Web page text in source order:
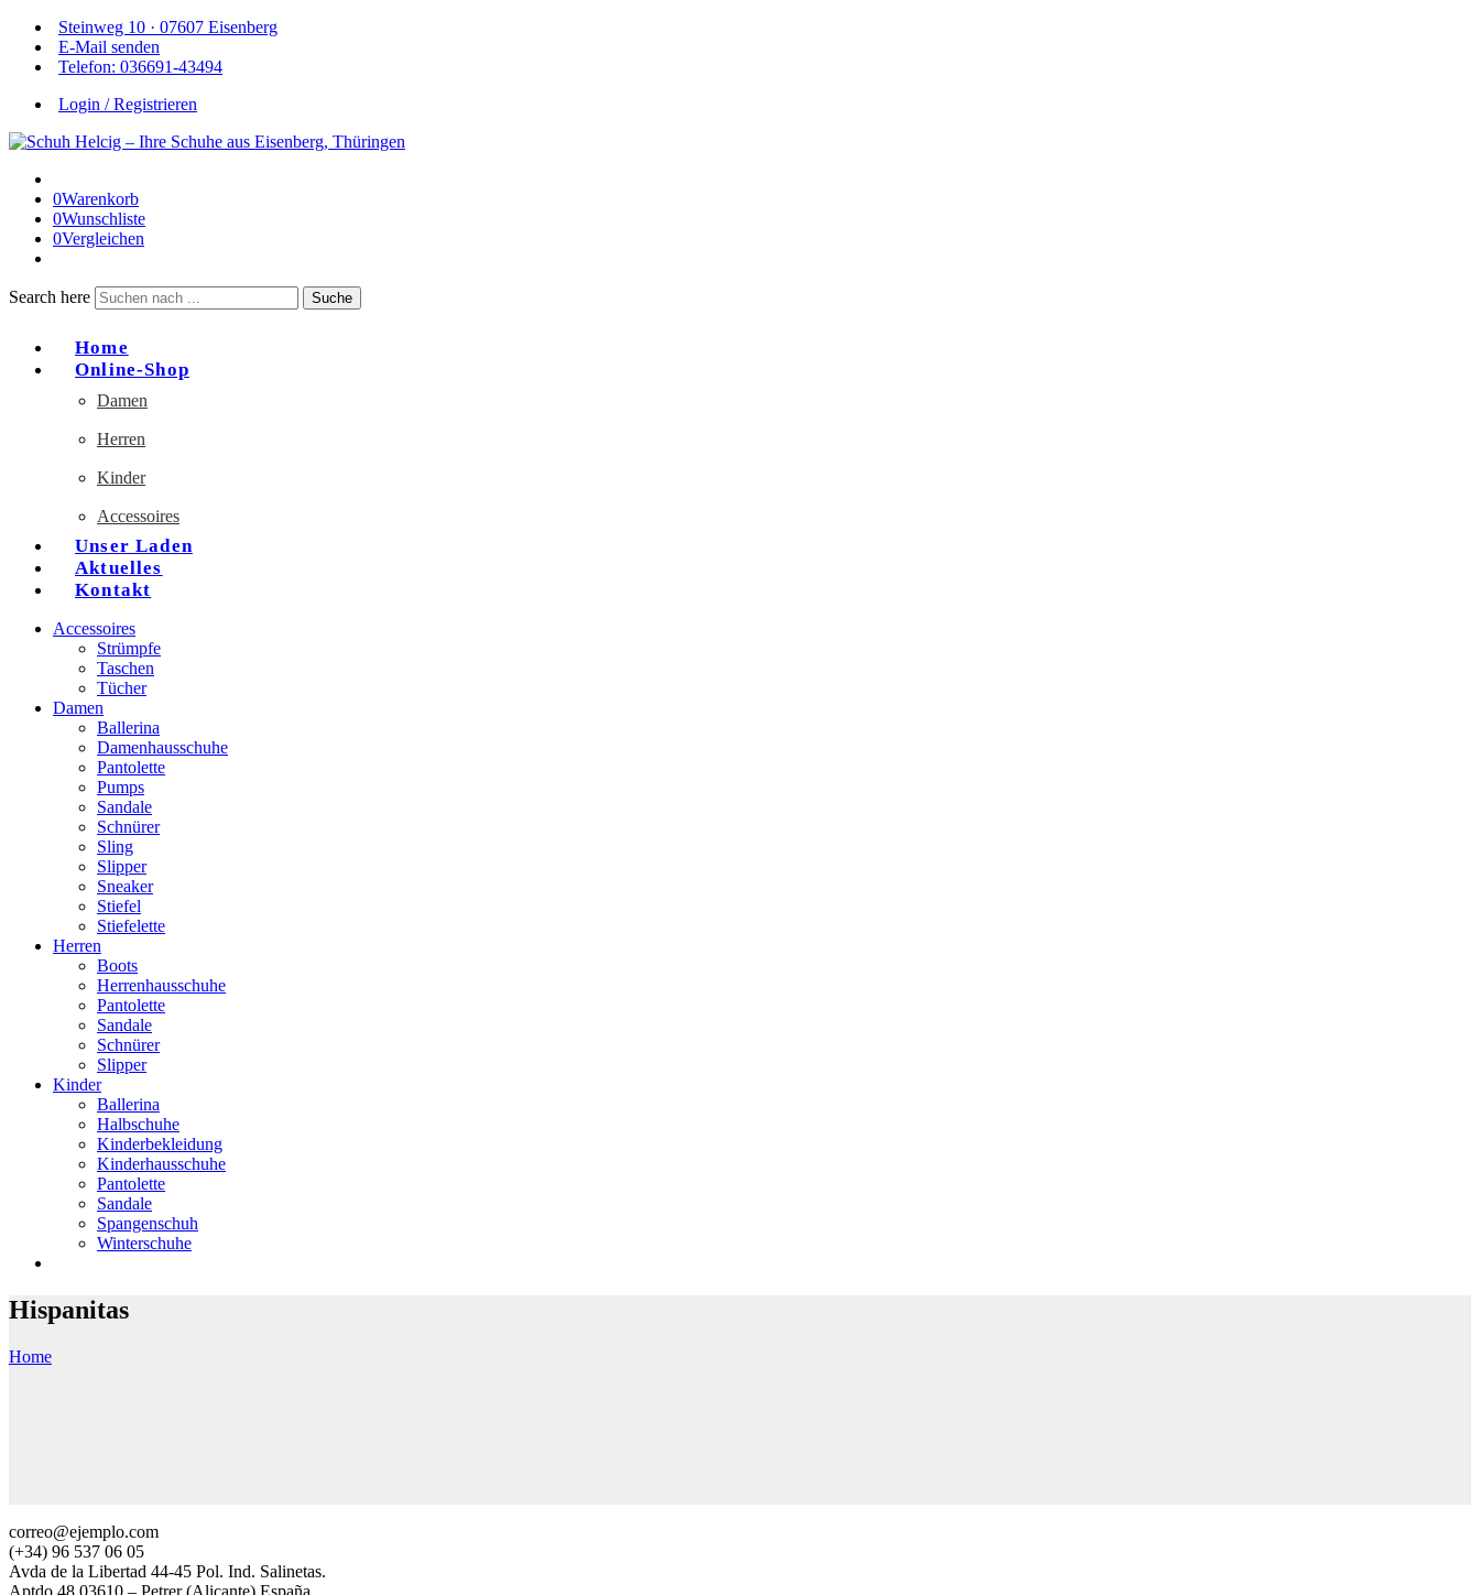
Steinweg 10 · 07607 Eisenberg
E-Mail senden
Telefon: 036691-43494
Login / Registrieren
0Warenkorb
0Wunschliste
0Vergleichen
Search here Suche
Home
Online-Shop
Damen
Herren
Kinder
Accessoires
Unser Laden
Aktuelles
Kontakt
Accessoires
Strümpfe
Taschen
Tücher
Damen
Ballerina
Damenhausschuhe
Pantolette
Pumps
Sandale
Schnürer
Sling
Slipper
Sneaker
Stiefel
Stiefelette
Herren
Boots
Herrenhausschuhe
Pantolette
Sandale
Schnürer
Slipper
Kinder
Ballerina
Halbschuhe
Kinderbekleidung
Kinderhausschuhe
Pantolette
Sandale
Spangenschuh
Winterschuhe
Hispanitas
Home
correo@ejemplo.com
(+34) 96 537 06 05
Avda de la Libertad 44-45 Pol. Ind. Salinetas.
Aptdo 48 03610 – Petrer (Alicante) España